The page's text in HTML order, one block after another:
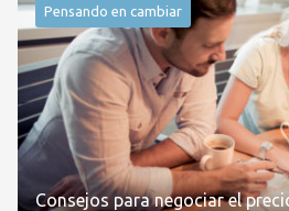
Pensando en cambiar
Consejos para negociar el